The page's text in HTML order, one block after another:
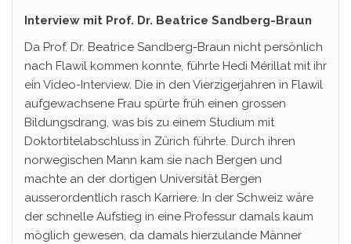
Interview mit Prof. Dr. Beatrice Sandberg-Braun
Da Prof. Dr. Beatrice Sandberg-Braun nicht persönlich
nach Flawil kommen konnte, führte Hedi Mérillat mit ihr
ein Video-Interview. Die in den Vierzigerjahren in Flawil
aufgewachsene Frau spürte früh einen grossen
Bildungsdrang, was bis zu einem Studium mit
Doktortitelabschluss in Zürich führte. Durch ihren
norwegischen Mann kam sie nach Bergen und
machte an der dortigen Universität Bergen
ausserordentlich rasch Karriere. In der Schweiz wäre
der schnelle Aufstieg in eine Professur damals kaum
möglich gewesen, da damals hierzulande Männer